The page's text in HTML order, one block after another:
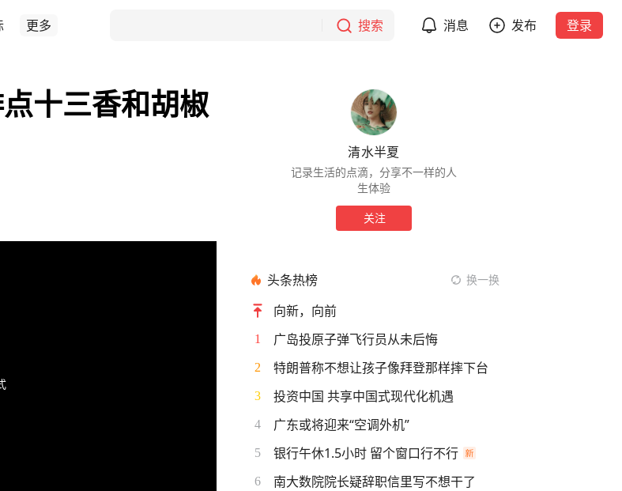
更多 搜索 消息 发布 登录
十三香和胡椒
清水半夏
记录生活的点滴，分享不一样的人
生体验
关注
头条热榜 换一换
向新，向前
1 广岛投原子弹飞行员从未后悔
2 特朗普称不想让孩子像拜登那样摔下台
3 投资中国 共享中国式现代化机遇
4 广东或将迎来“空调外机”
5 银行午休1.5小时 留个窗口行不行
6 南大数院院长疑辞职信里写不想干了